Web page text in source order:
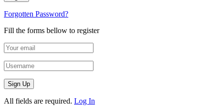
Forgotten Password?
Fill the forms bellow to register
All fields are required. Log In